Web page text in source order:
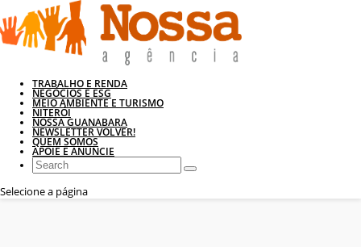
TRABALHO E RENDA
NEGÓCIOS E ESG
MEIO AMBIENTE E TURISMO
NITERÓI
NOSSA GUANABARA
NEWSLETTER VOLVER!
QUEM SOMOS
APOIE E ANUNCIE
Selecione a página